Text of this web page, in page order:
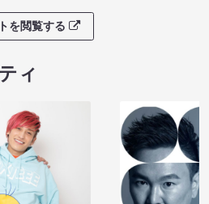
を閲覧する
ィ